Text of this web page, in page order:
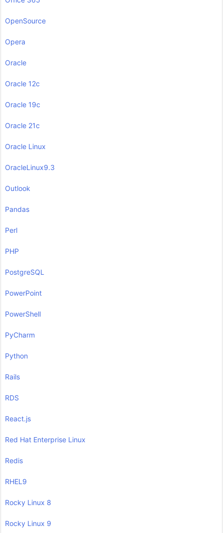
OpenSource
Opera
Oracle
Oracle 12c
Oracle 19c
Oracle 21c
Oracle Linux
OracleLinux9.3
Outlook
Pandas
Perl
PHP
PostgreSQL
PowerPoint
PowerShell
PyCharm
Python
Rails
RDS
React.js
Red Hat Enterprise Linux
Redis
RHEL9
Rocky Linux 8
Rocky Linux 9